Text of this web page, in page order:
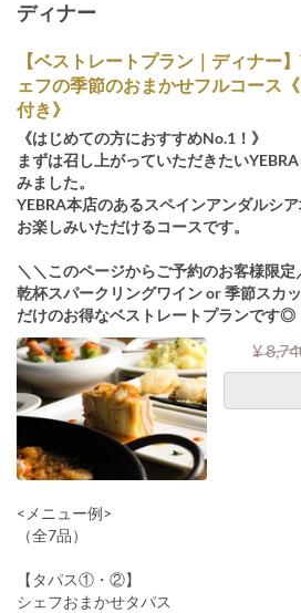
ディナー
【ベストレートプラン｜ディナー
ェフの季節のおまかせフルコース
付き》
《はじめての方におすすめNo.1！》
まずは召し上がっていただきたい
みました。
YEBRA本店のあるスペインアンダルシ
お楽しみいただけるコースです。
＼＼このページからご予約のお客様限定
乾杯スパークリングワイン or 季節スカ
だけのお得なベストレートプランです◎
¥
<メニュー例>
（全7品）
【タパス①・②】
シェフおまかせタパス